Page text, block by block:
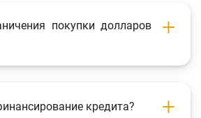
покупки долларов
кредита?